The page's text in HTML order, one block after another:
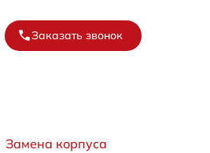
Заказать звонок
Замена корпуса